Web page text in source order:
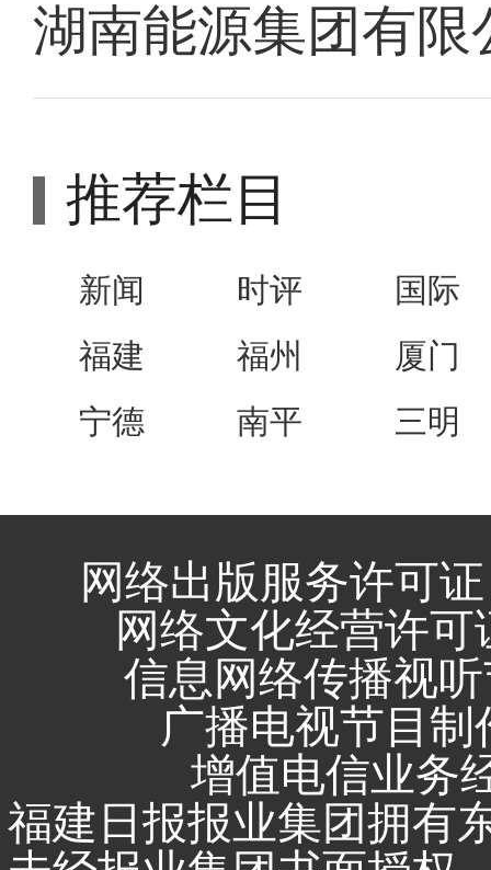
湖南能源集团有
推荐栏目
新闻 时评
国际
福建
福州
厦门
宁德
南平 三明
网络出版服务许可
网络文化经营许可
信息网络传播视
广播电视节目
增值电信业务
福建日报报业集团拥有